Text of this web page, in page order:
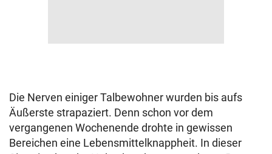
Die Nerven einiger Talbewohner wurden bis aufs
Äußerste strapaziert. Denn schon vor dem
vergangenen Wochenende drohte in gewissen
Bereichen eine Lebensmittelknappheit. In dieser